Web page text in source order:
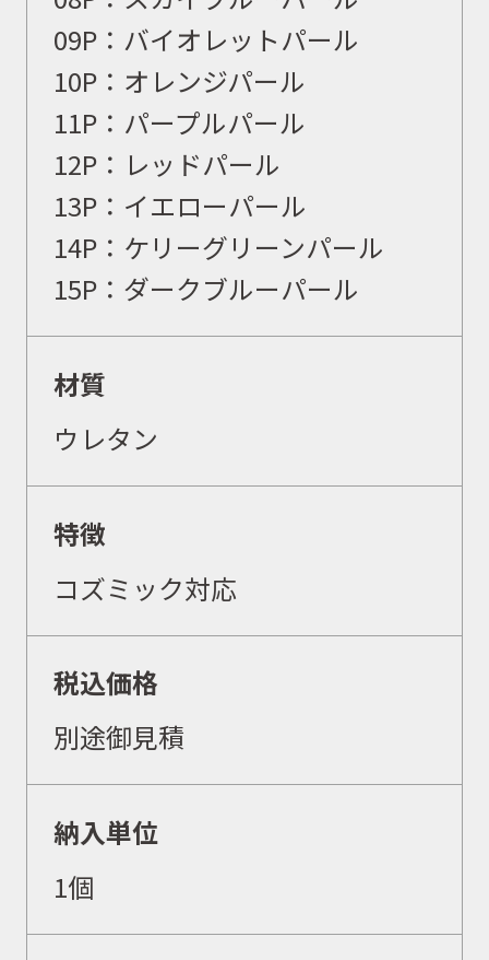
取扱ブランド
商品カタログ
取扱店舗
WEBショップ
ニュース
イベント
09P：バイオレットパール
10P：オレンジパール
11P：パープルパール
12P：レッドパール
13P：イエローパール
14P：ケリーグリーンパール
15P：ダークブルーパール
材質
ウレタン
特徴
コズミック対応
税込価格
別途御見積
納入単位
1個